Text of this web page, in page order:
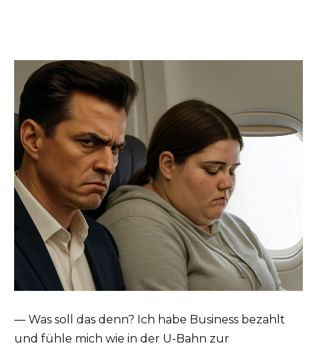
— Was soll das denn? Ich habe Business bezahlt
und fühle mich wie in der U-Bahn zur